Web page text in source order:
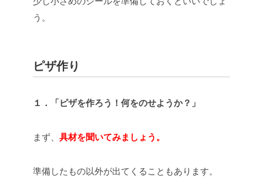
う。
ピザ作り
１．「ピザを作ろう！何をのせようか？」
まず、 具材を聞いてみましょう。
準備したもの以外が出てくることもあります。